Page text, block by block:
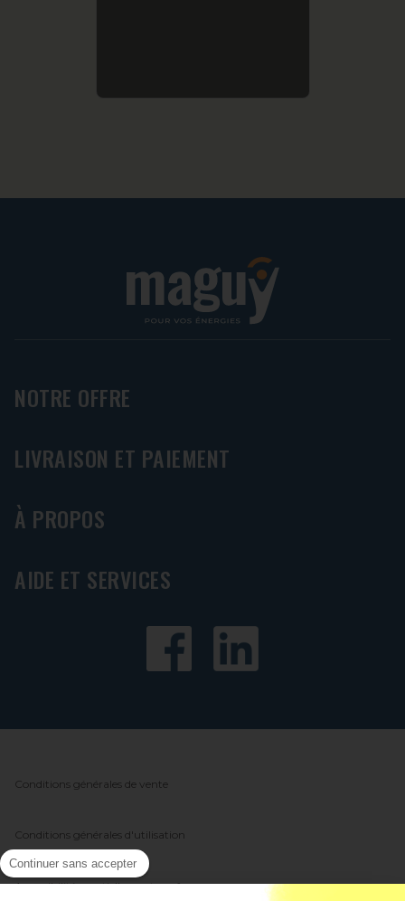
NOTRE OFFRE
LIVRAISON ET PAIEMENT
À PROPOS
AIDE ET SERVICES
Conditions générales de vente
Conditions générales d'utilisation
Accessibilité : partiellement conforme
Continuer sans accepter